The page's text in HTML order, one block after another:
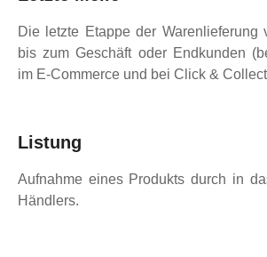
Die letzte Etappe der Warenlieferung
bis zum Geschäft oder Endkunden
im E-Commerce und bei Click &
Listung
Aufnahme eines Produkts durch in
Händlers.